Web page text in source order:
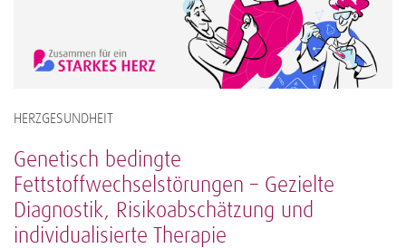
HERZGESUNDHEIT
Genetisch bedingte
Fettstoffwechselstörungen – Gezielte
Diagnostik, Risikoabschätzung und
individualisierte Therapie